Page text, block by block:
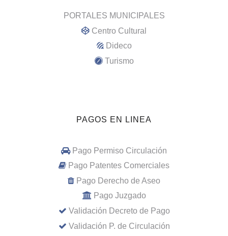
PORTALES MUNICIPALES
Centro Cultural
Dideco
Turismo
PAGOS EN LINEA
Pago Permiso Circulación
Pago Patentes Comerciales
Pago Derecho de Aseo
Pago Juzgado
Validación Decreto de Pago
Validación P. de Circulación